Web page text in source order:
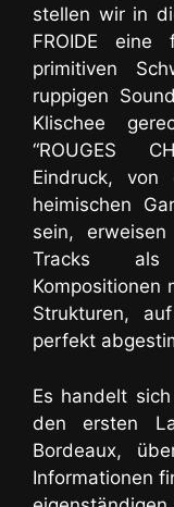
stellen wir in
FROIDE eine
primitiven
ruppigen
Klischee
“ROUGES
Eindruck,
heimischen
sein,
Tracks als
Kompositionen
Strukturen,
perfekt
Es handelt sich
den ersten
Bordeaux,
Informationen